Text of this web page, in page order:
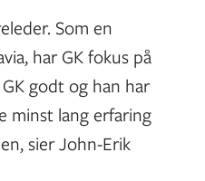
Som en
har GK fokus på
godt og han har
minst lang erfaring
sier John-Erik